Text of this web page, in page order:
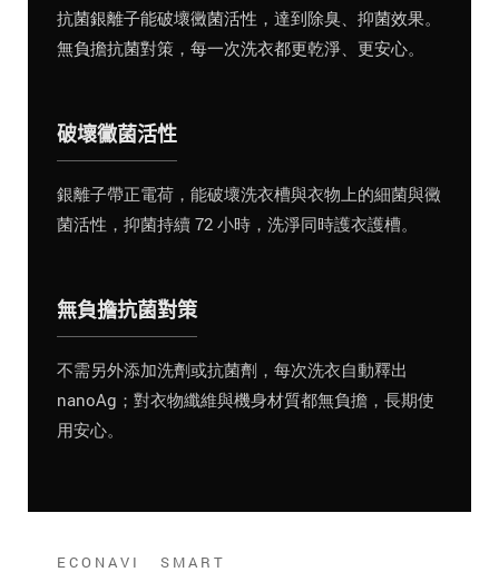
抗菌銀離子能破壞黴菌活性，達到除臭、抑菌效果。
無負擔抗菌對策，每一次洗衣都更乾淨、更安心。
破壞黴菌活性
銀離子帶正電荷，能破壞洗衣槽與衣物上的細菌與黴
菌活性，抑菌持續 72 小時，洗淨同時護衣護槽。
無負擔抗菌對策
不需另外添加洗劑或抗菌劑，每次洗衣自動釋出
nanoAg；對衣物纖維與機身材質都無負擔，長期使
用安心。
ECONAVI SMART